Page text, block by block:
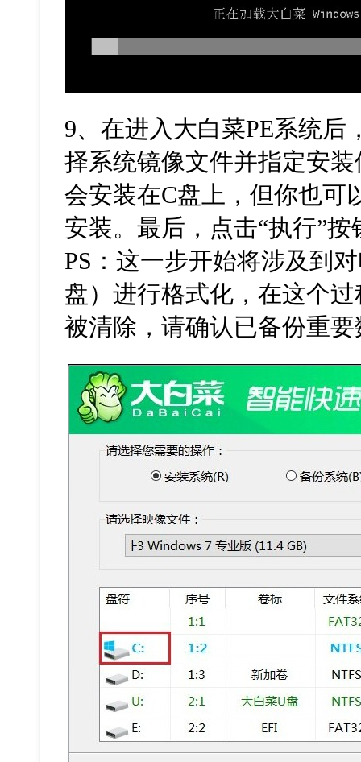
9、在进入大白菜PE系统后
择系统镜像文件并指定安
会安装在C盘上，但你也可
安装。最后，点击“执行”按
PS ：这一步开始将涉及到
盘）进行格式化，在这个
被清除，请确认已备份重要